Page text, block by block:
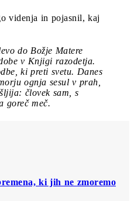
videnja in pojasnil, kaj
do Božje Matere
v Knjigi razodetja.
ki preti svetu. Danes
ognja sesul v prah,
človek sam, s
goreč meč.
ki jih ne zmoremo